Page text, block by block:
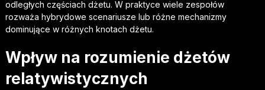
odległych częściach dżetu. W praktyce wiele zespołów
rozważa hybrydowe scenariusze lub różne mechanizmy
dominujące w różnych knotach dżetu.
Wpływ na rozumienie dżetów
relatywistycznych